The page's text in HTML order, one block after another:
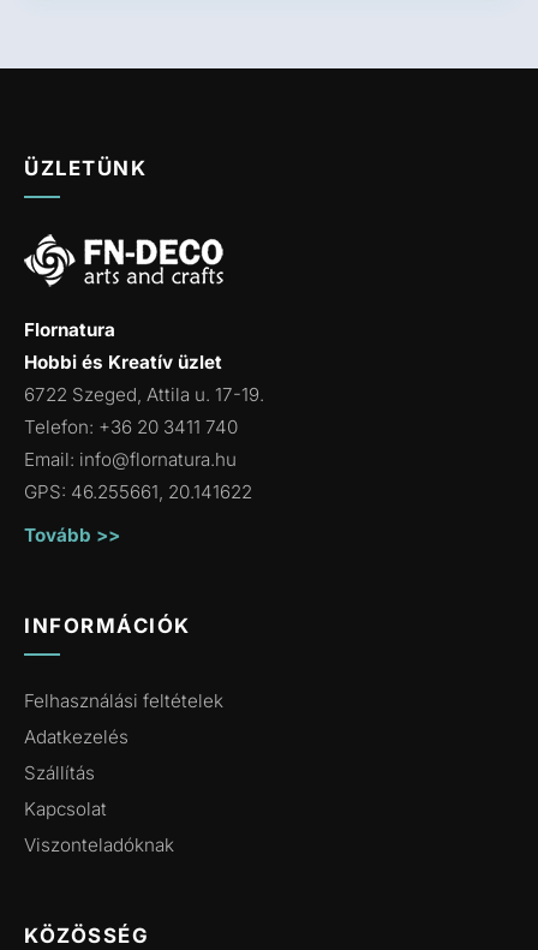
ÜZLETÜNK
Flornatura
Hobbi és Kreatív üzlet
6722 Szeged, Attila u. 17-19.
Telefon: +36 20 3411 740
Email: info@flornatura.hu
GPS: 46.255661, 20.141622
Tovább >>
INFORMÁCIÓK
Felhasználási feltételek
Adatkezelés
Szállítás
Kapcsolat
Viszonteladóknak
KÖZÖSSÉG